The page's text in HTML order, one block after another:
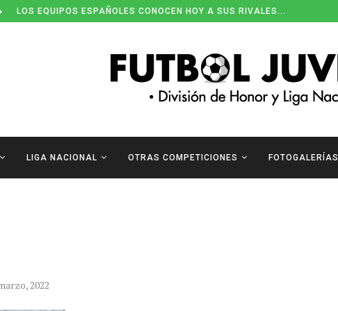
LOS EQUIPOS ESPAÑOLES CONOCEN HOY A SUS RIVALES...
LIGA NACIONAL OTRAS COMPETICIONES FOTOGALERÍAS
2022